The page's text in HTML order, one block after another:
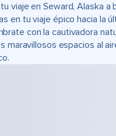
viaje en Seward, Alaska a
en tu viaje épico hacia la
con la cautivadora
maravillosos espacios al